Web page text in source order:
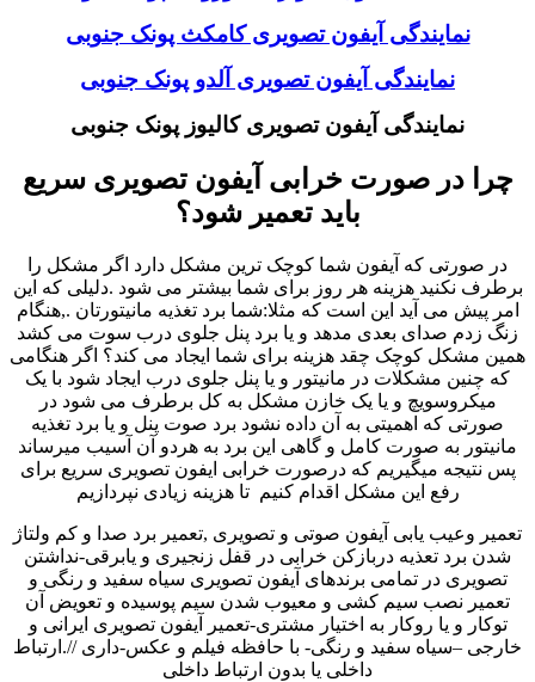
نمایندگی آیفون تصویری کامکث پونک جنوبی
نمایندگی آیفون تصویری آلدو پونک جنوبی
نمایندگی آیفون تصویری کالیوز پونک جنوبی
چرا در صورت خرابی آیفون تصویری سریع
باید تعمیر شود؟
در صورتی که آیفون شما کوچک ترین مشکل دارد اگر مشکل را
برطرف نکنید هزینه هر روز برای شما بیشتر می شود .دلیلی که این
امر پیش می آید این است که مثلا:شما برد تغذیه مانیتورتان .,هنگام
زنگ زدم صدای بعدی مدهد و یا برد پنل جلوی درب سوت می کشد
همین مشکل کوچک چقد هزینه برای شما ایجاد می کند؟ اگر هنگامی
که چنین مشکلات در مانیتور و یا پنل جلوی درب ایجاد شود با یک
میکروسویچ و یا یک خازن مشکل به کل برطرف می شود در
صورتی که اهمیتی به آن داده نشود برد صوت پنل و یا برد تغذیه
مانیتور به صورت کامل و گاهی این برد به هردو آن آسیب میرساند
پس نتیجه میگیریم که درصورت خرابی ایفون تصویری سریع برای
رفع این مشکل اقدام کنیم تا هزینه زیادی نپردازیم
تعمیر وعیب یابی آیفون صوتی و تصویری ,تعمیر برد صدا و کم ولتاژ
شدن برد تعذیه دربازکن خرابی در قفل زنجیری و یابرقی-نداشتن
تصویری در تمامی برندهای آیفون تصویری سیاه سفید و رنگی و
تعمیر نصب سیم کشی و معیوب شدن سیم پوسیده و تعویض آن
توکار و یا روکار به اختیار مشتری-تعمیر آیفون تصویری ایرانی و
خارجی –سیاه سفید و رنگی- با حافظه فیلم و عکس-داری //.ارتباط
داخلی یا بدون ارتباط داخلی